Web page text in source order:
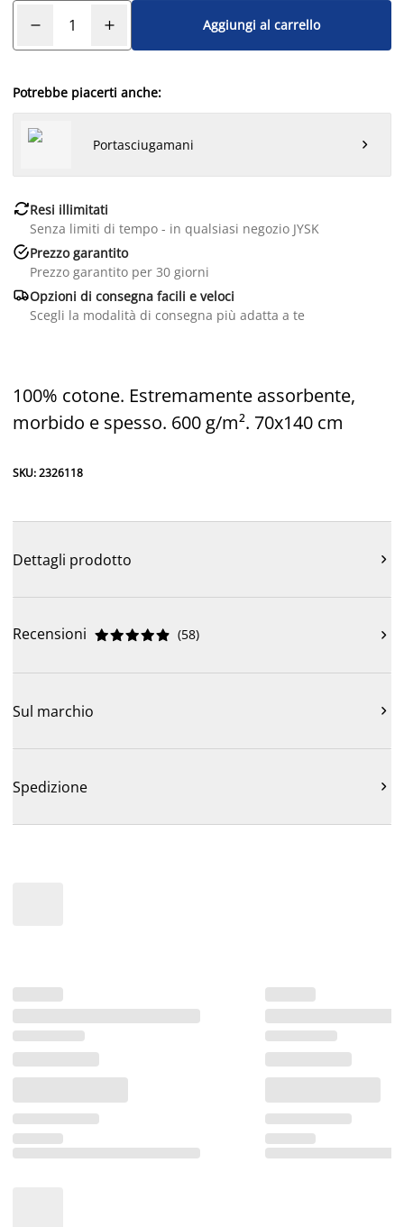
Aggiungi al carrello
Potrebbe piacerti anche:
Portasciugamani 
Resi illimitati
Senza limiti di tempo - in qualsiasi negozio JYSK
Prezzo garantito
Prezzo garantito per 30 giorni
Opzioni di consegna facili e veloci
Scegli la modalità di consegna più adatta a te
100% cotone. Estremamente assorbente,
morbido e spesso. 600 g/m². 70x140 cm
SKU: 2326118
Dettagli prodotto 
Recensioni 




 (58) 
Sul marchio 
Spedizione 